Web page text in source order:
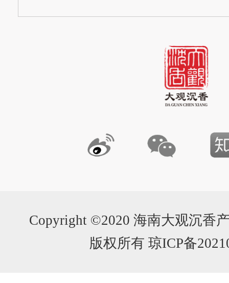
Copyright ©2020 海南大观沉香
版权所有 琼ICP备